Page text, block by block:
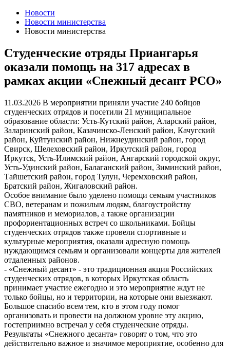
Новости
Новости министерства
Новости министерства
Студенческие отряды Приангарья
оказали помощь на 317 адресах в
рамках акции «Снежный десант РСО»
11.03.2026 В мероприятии приняли участие 240 бойцов
студенческих отрядов и посетили 21 муниципальное
образование области: Усть-Кутский район, Аларский район,
Заларинский район, Казачинско-Ленский район, Качугский
район, Куйтунский район, Нижнеудинский район, город
Свирск, Шелеховский район, Иркутский район, город
Иркутск, Усть-Илимский район, Ангарский городской округ,
Усть-Удинский район, Балаганский район, Зиминский район,
Тайшетский район, город Тулун, Черемховский район,
Братский район, Жигаловский район.
Особое внимание было уделено помощи семьям участников
СВО, ветеранам и пожилым людям, благоустройству
памятников и мемориалов, а также организации
профориентационных встреч со школьниками. Бойцы
студенческих отрядов также провели спортивные и
культурные мероприятия, оказали адресную помощь
нуждающимся семьям и организовали концерты для жителей
отдаленных районов.
- «Снежный десант» - это традиционная акция Российских
студенческих отрядов, в которых Иркутская область
принимает участие ежегодно и это мероприятие ждут не
только бойцы, но и территории, на которые они выезжают.
Большое спасибо всем тем, кто в этом году помог
организовать и провести на должном уровне эту акцию,
гостеприимно встречал у себя студенческие отряды.
Результаты «Снежного десанта» говорят о том, что это
действительно важное и значимое мероприятие, особенно для